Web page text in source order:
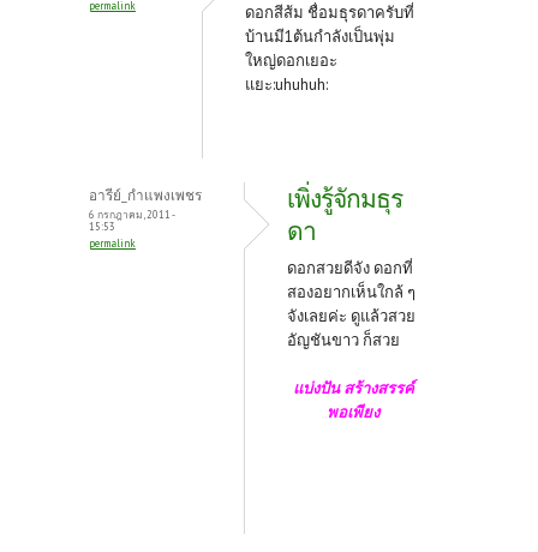
permalink
ดอกสีส้ม ชื่อมธุรดาครับที่
บ้านมี1ต้นกำลังเป็นพุ่ม
ใหญ่ดอกเยอะ
แยะ:uhuhuh:
อารีย์_กำแพงเพชร
6 กรกฎาคม, 2011 -
15:53
permalink
เพิ่งรู้จักมธุร
ดา
ดอกสวยดีจัง ดอกที่
สองอยากเห็นใกล้ ๆ
จังเลยค่ะ ดูแล้วสวย
อัญชันขาว ก็สวย
แบ่งปัน สร้างสรรค์
พอเพียง